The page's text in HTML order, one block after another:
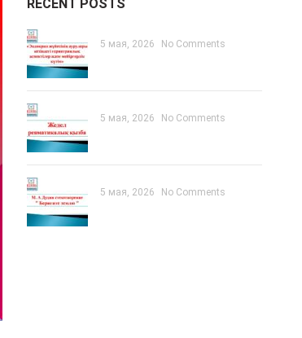
RECENT POSTS
5 мая, 2026 No Comments
5 мая, 2026 No Comments
5 мая, 2026 No Comments